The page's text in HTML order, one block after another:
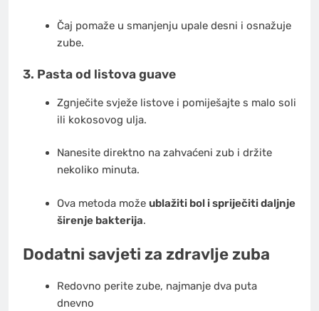
Čaj pomaže u smanjenju upale desni i osnažuje
zube.
3. Pasta od listova guave
Zgnječite svježe listove i pomiješajte s malo soli
ili kokosovog ulja.
Nanesite direktno na zahvaćeni zub i držite
nekoliko minuta.
Ova metoda može ublažiti bol i spriječiti daljnje
širenje bakterija.
Dodatni savjeti za zdravlje zuba
Redovno perite zube, najmanje dva puta
dnevno